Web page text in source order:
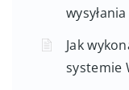
Jak
systemie